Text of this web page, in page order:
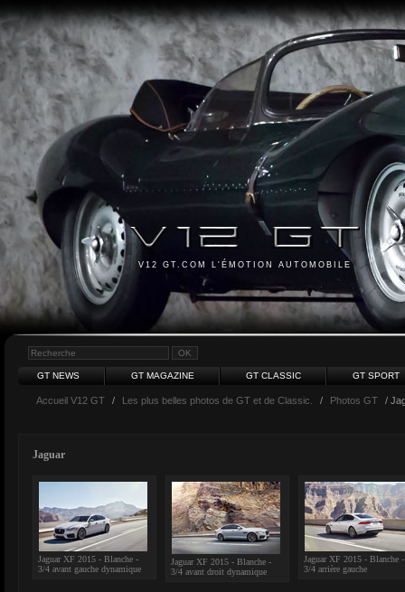
V12 GT.COM L'ÉMOTION AUTOMOBILE
GT NEWS GT MAGAZINE GT CLASSIC GT SPORT
Accueil V12 GT / Les plus belles photos de GT et de Classic. / Photos GT /
Jaguar
Jaguar XF 2015 - Blanche -
3/4 avant gauche dynamique
Jaguar XF 2015 - Blanche -
3/4 avant droit dynamique
Jaguar XF 2015 - Blanche -
3/4 arrière gauche